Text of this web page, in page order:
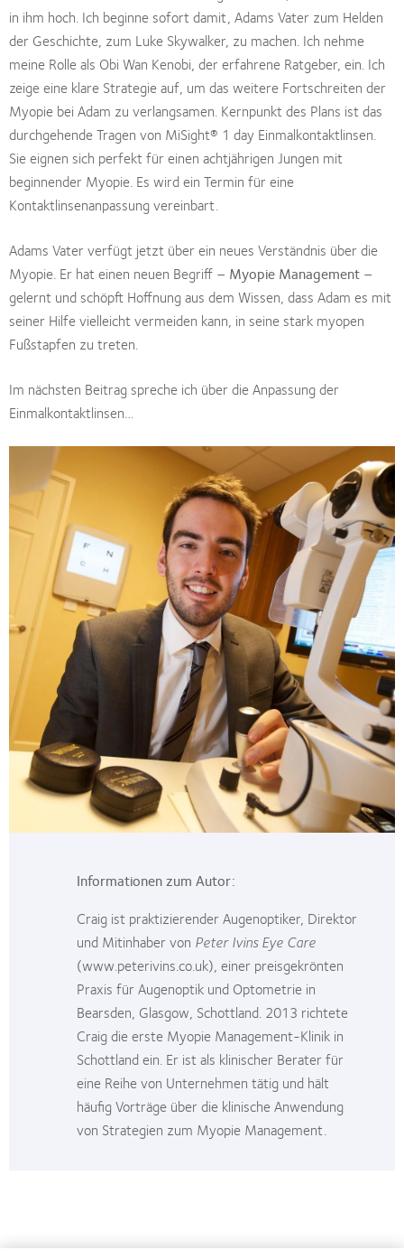
in ihm hoch. Ich beginne sofort damit, Adams Vater zum Helden
der Geschichte, zum Luke Skywalker, zu machen. Ich nehme
meine Rolle als Obi Wan Kenobi, der erfahrene Ratgeber, ein. Ich
zeige eine klare Strategie auf, um das weitere Fortschreiten der
Myopie bei Adam zu verlangsamen. Kernpunkt des Plans ist das
durchgehende Tragen von MiSight® 1 day Einmalkontaktlinsen.
Sie eignen sich perfekt für einen achtjährigen Jungen mit
beginnender Myopie. Es wird ein Termin für eine
Kontaktlinsenanpassung vereinbart.
Adams Vater verfügt jetzt über ein neues Verständnis über die
Myopie. Er hat einen neuen Begriff – Myopie Management –
gelernt und schöpft Hoffnung aus dem Wissen, dass Adam es mit
seiner Hilfe vielleicht vermeiden kann, in seine stark myopen
Fußstapfen zu treten.
Im nächsten Beitrag spreche ich über die Anpassung der
Einmalkontaktlinsen…
Informationen zum Autor:
Craig ist praktizierender Augenoptiker, Direktor
und Mitinhaber von Peter Ivins Eye Care
(www.peterivins.co.uk), einer preisgekrönten
Praxis für Augenoptik und Optometrie in
Bearsden, Glasgow, Schottland. 2013 richtete
Craig die erste Myopie Management-Klinik in
Schottland ein. Er ist als klinischer Berater für
eine Reihe von Unternehmen tätig und hält
häufig Vorträge über die klinische Anwendung
von Strategien zum Myopie Management.